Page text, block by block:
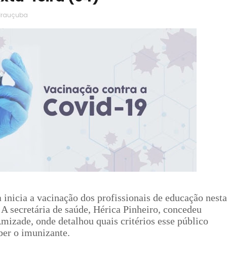
Irauçuba
a vacinação dos profissionais de educação nesta
secretária de saúde, Hérica Pinheiro, concedeu
onde detalhou quais critérios esse público
o imunizante.